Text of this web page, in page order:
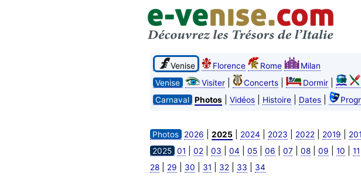
Venise Florence Rome
Milan
Venise
Visiter| Concerts| Dormir|
Carnaval Photos| Vidéos| Histoire| Dates|
Photos 2026 2025 2024 2023 2022 2019
2025 01 02 03 04 05| 06 07 08| 09 10 11
28| 29 30 31 32 33 34